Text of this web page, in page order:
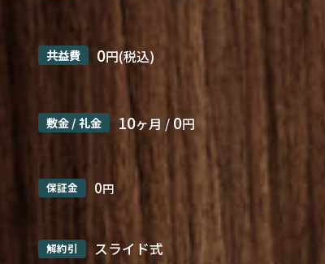
共益費 0円(税込)
敷金 / 礼金 10ヶ月 / 0円
保証金 0円
解約引 スライド式